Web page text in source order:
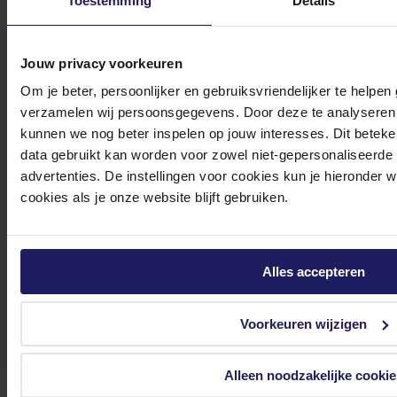
Jouw privacy voorkeuren
Om je beter, persoonlijker en gebruiksvriendelijker te
verzamelen wij persoonsgegevens. Door deze te
kunnen we nog beter inspelen op jouw interesses. Dit
data gebruikt kan worden voor zowel niet-
advertenties. De instellingen voor cookies kun je hieronder
cookies als je onze website blijft gebruiken.
Alles accepteren
Voorkeuren wijzigen
Alleen noodzakelijke
Bekijk onze veelgestelde vragen
Klantenservice@azerty.nl